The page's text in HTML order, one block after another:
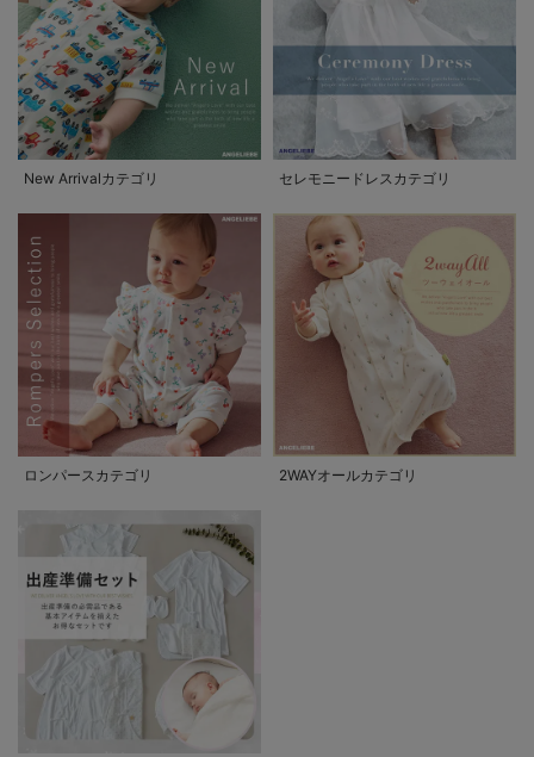
New Arrivalカテゴリ セレモニードレスカテゴリ
ロンパースカテゴリ 2WAYオールカテゴリ